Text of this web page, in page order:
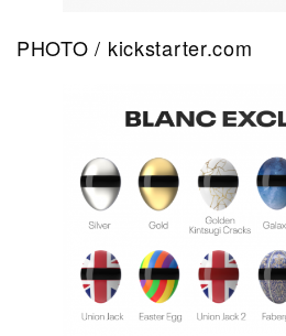
PHOTO / kickstarter.com